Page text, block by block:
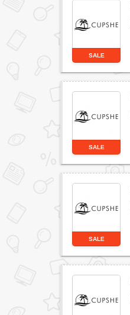
SALE
SALE
SALE